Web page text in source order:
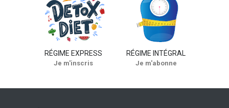
RÉGIME EXPRESS
Je m'inscris
RÉGIME INTÉGRAL
Je m'abonne